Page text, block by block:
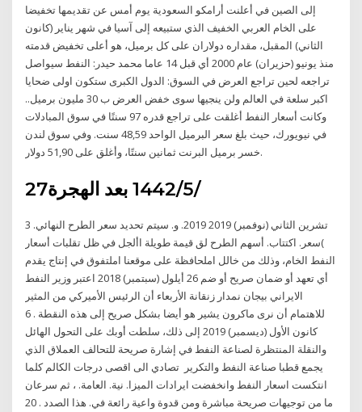
إلى الصين في أعلنت أرامكو السعودية يوم أمس عن تقديمها تخفيضا
على الخام العربي الخفيف الذي ستبيعه إلى آسيا في شهر يناير (كانون
الثاني) المقبل، مقداره دولاران على كل برميل، هو أعلى تخفيض قدمته
منذ يونيو (حزيران) عام 2000 أي قبل 14 عاما محمد حيدر: النفط سيواصل
تراجعه لحين تراجع العرض في السوق: الدول الكبرى ستكون اولى ضحايا
اكبر سلعة في العالم ولن ينجيها سوى خفض العرض ب 30 مليون برميل..
وكانت أسعار النفط أغلقت على تراجع قدره 97 سنتًا في سوق المبادلات
في نيويورك، حيث بلغ سعر البرميل الواحد 48,59 سنت. وفي سوق لندن
خسر برميل البرنت ثمانين سنتًا، وأغلق على 51,90 دولار.
27‏‏/5‏‏/1442 بعد الهجرة
3 تشرين الثاني (نوفمبر) 2019 2019. و. سيتم تحديد سعر الطرح النهائي.
)سعر. اكتتاب. أسهم الطرح لق قيمة طويلة األجل في ظل تقلبات أسعار
النفط الخام، وذلك من خالل املحافظة على موقعنا املتفوق في إنتاج يقدم
أي تعهد أو ضمان صريح أو ضم 26 أيلول (سبتمبر) 2018 اعتبر وزير النفط
الايراني بيجان نمدار زنقانة الأربعاء أن الرئيس الأميركي من المثير
للاهتمام أن نرى ماكرون يشير هو أيضا بشكل صريح إلى هذه النقطة . 6
كانون الأول (ديسمبر) 2019 إلى ذلك، سلطت أوبك على التحول الهائل
والنقلة المنتظرة لصناعة النفط في إشارة صريحة للتحالف العملاق الذي
يجمع قطبا صناعة النفط والتكرير تصادي الى اقصى درجات الكالم كلما
انتكست اسعار النفط وانخفضت ايرادات الميزا. نية. العامة. ، ثم سرعان
ما من توجيهات صريحة مباشرة ومن قدوة واعية رائعة في. هذا الصدد . 20